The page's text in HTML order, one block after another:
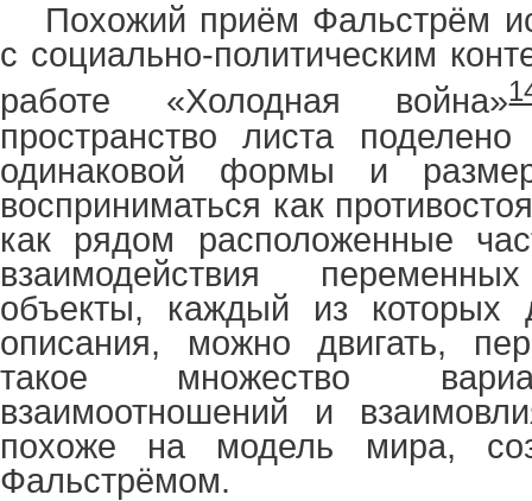
Похожий приём Фальстрём
с социально-политическим
работе «Холодная война»
пространство листа
одинаковой формы и
восприниматься как
как рядом расположенные
взаимодействия
объекты, каждый из которых
описания, можно двигать,
такое множество
взаимоотношений и
похоже на модель мира,
Фальстрёмом.